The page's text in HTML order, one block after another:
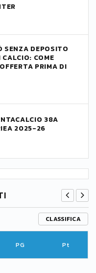
SENZA DEPOSITO
COME
PRIMA DI
38A
2025-26
CLASSIFICA
PG Pt